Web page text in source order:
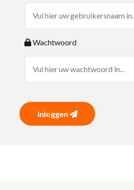
Wachtwoord
Inloggen